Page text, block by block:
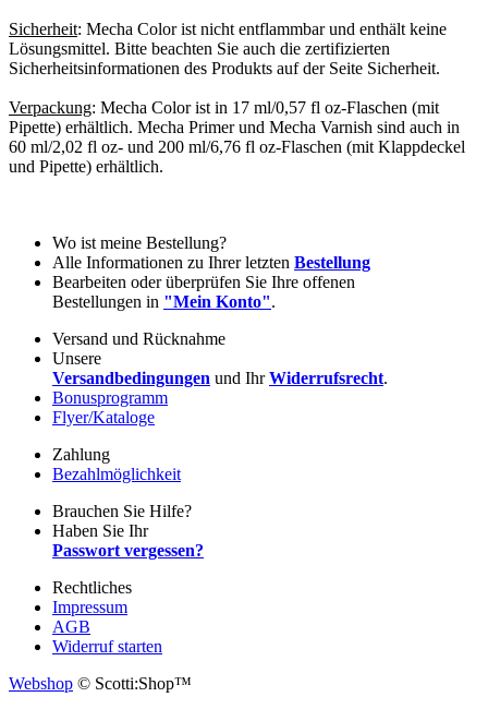
Sicherheit: Mecha Color ist nicht entflammbar und enthält keine
Lösungsmittel. Bitte beachten Sie auch die zertifizierten
Sicherheitsinformationen des Produkts auf der Seite Sicherheit.
Verpackung: Mecha Color ist in 17 ml/0,57 fl oz-Flaschen (mit
Pipette) erhältlich. Mecha Primer und Mecha Varnish sind auch in
60 ml/2,02 fl oz- und 200 ml/6,76 fl oz-Flaschen (mit Klappdeckel
und Pipette) erhältlich.
Wo ist meine Bestellung?
Alle Informationen zu Ihrer letzten Bestellung
Bearbeiten oder überprüfen Sie Ihre offenen
Bestellungen in "Mein Konto".
Versand und Rücknahme
Unsere
Versandbedingungen und IhrWiderrufsrecht.
Bonusprogramm
Flyer/Kataloge
Zahlung
Bezahlmöglichkeit
Brauchen Sie Hilfe?
Haben Sie Ihr
Passwort vergessen?
Rechtliches
Impressum
AGB
Widerruf starten
Webshop © Scotti:Shop™